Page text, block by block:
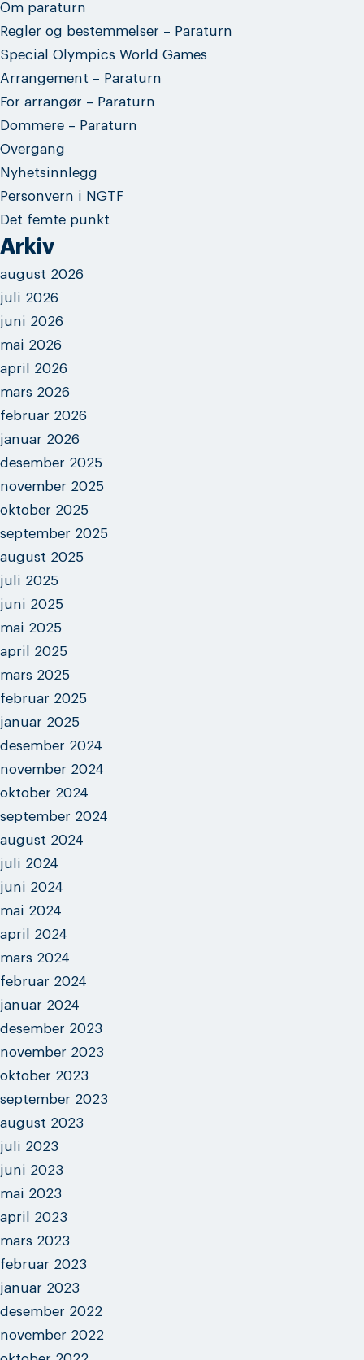
Om paraturn
Regler og bestemmelser – Paraturn
Special Olympics World Games
Arrangement – Paraturn
For arrangør – Paraturn
Dommere – Paraturn
Overgang
Nyhetsinnlegg
Personvern i NGTF
Det femte punkt
Arkiv
august 2026
juli 2026
juni 2026
mai 2026
april 2026
mars 2026
februar 2026
januar 2026
desember 2025
november 2025
oktober 2025
september 2025
august 2025
juli 2025
juni 2025
mai 2025
april 2025
mars 2025
februar 2025
januar 2025
desember 2024
november 2024
oktober 2024
september 2024
august 2024
juli 2024
juni 2024
mai 2024
april 2024
mars 2024
februar 2024
januar 2024
desember 2023
november 2023
oktober 2023
september 2023
august 2023
juli 2023
juni 2023
mai 2023
april 2023
mars 2023
februar 2023
januar 2023
desember 2022
november 2022